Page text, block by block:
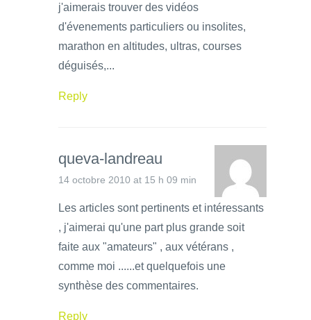
j'aimerais trouver des vidéos
d'évenements particuliers ou insolites,
marathon en altitudes, ultras, courses
déguisés,...
Reply
queva-landreau
14 octobre 2010 at 15 h 09 min
Les articles sont pertinents et intéressants
, j'aimerai qu'une part plus grande soit
faite aux "amateurs" , aux vétérans ,
comme moi ......et quelquefois une
synthèse des commentaires.
Reply